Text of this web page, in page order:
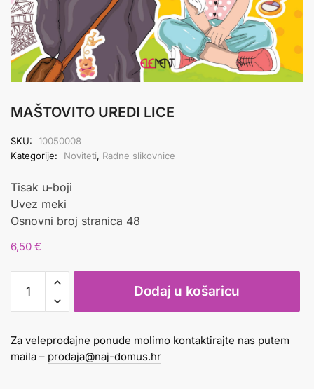
MAŠTOVITO UREDI LICE
SKU:
10050008
Kategorije:
Noviteti, Radne slikovnice
Tisak u-boji
Uvez meki
Osnovni broj stranica 48
6,50 €
MAŠTOVITO
UREDI
LICE
Dodaj u košaricu
Za veleprodajne ponude molimo kontaktirajte nas putem
maila – prodaja@naj-domus.hr